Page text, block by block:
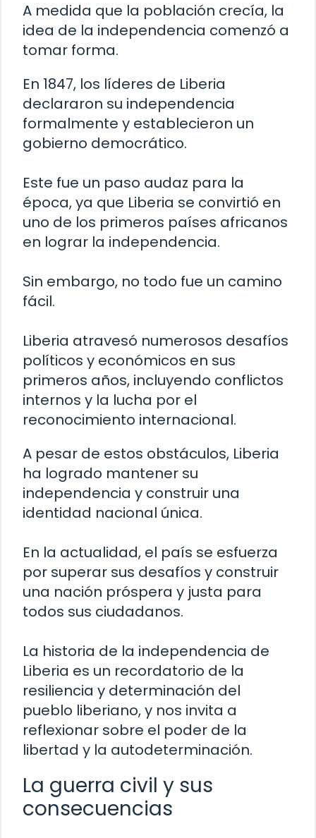
A medida que la población crecía, la
idea de la independencia comenzó a
tomar forma.
En 1847, los líderes de Liberia
declararon su independencia
formalmente y establecieron un
gobierno democrático.
Este fue un paso audaz para la
época, ya que Liberia se convirtió en
uno de los primeros países africanos
en lograr la independencia.
Sin embargo, no todo fue un camino
fácil.
Liberia atravesó numerosos desafíos
políticos y económicos en sus
primeros años, incluyendo conflictos
internos y la lucha por el
reconocimiento internacional.
A pesar de estos obstáculos, Liberia
ha logrado mantener su
independencia y construir una
identidad nacional única.
En la actualidad, el país se esfuerza
por superar sus desafíos y construir
una nación próspera y justa para
todos sus ciudadanos.
La historia de la independencia de
Liberia es un recordatorio de la
resiliencia y determinación del
pueblo liberiano, y nos invita a
reflexionar sobre el poder de la
libertad y la autodeterminación.
La guerra civil y sus
consecuencias